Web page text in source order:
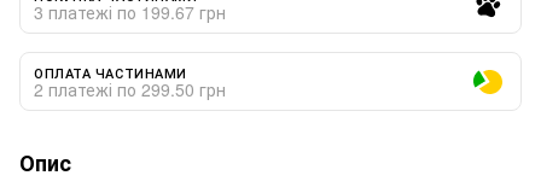
3 платежі по 199.67 грн
ОПЛАТА ЧАСТИНАМИ
2 платежі по 299.50 грн
Опис